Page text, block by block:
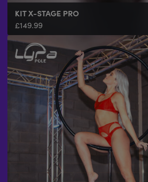
KIT X-STAGE PRO
£149.99